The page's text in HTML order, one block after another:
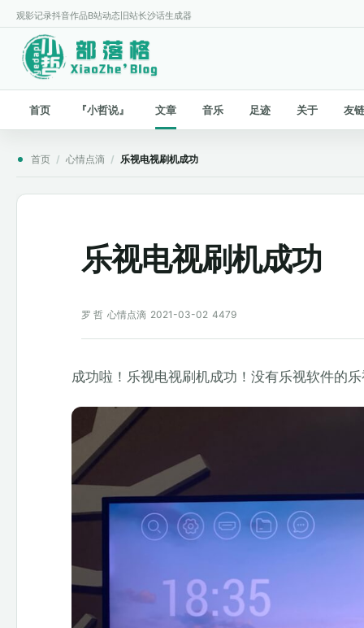
观影记录抖音作品B站动态 旧站长沙话生成器
首页 『小哲说』 文章 音乐 足迹 关于 友链
首页 / 心情点滴 / 乐视电视刷机成功
乐视电视刷机成功
罗 哲 心情点滴 2021-03-02 4479
成功啦！乐视电视刷机成功！没有乐视软件的